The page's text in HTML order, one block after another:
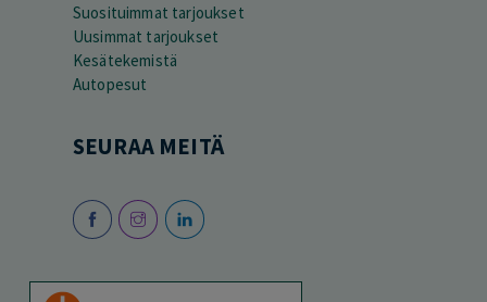
Suosituimmat tarjoukset
Uusimmat tarjoukset
Kesätekemistä
Autopesut
SEURAA MEITÄ